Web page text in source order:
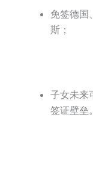
免签德国
斯；
子女未来
签证壁垒。